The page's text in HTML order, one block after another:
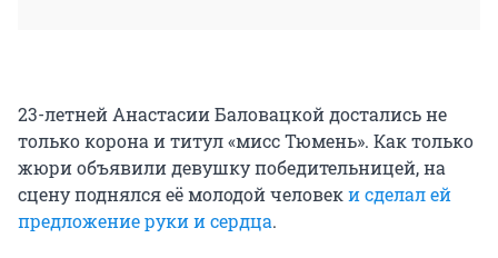
23-летней Анастасии Баловацкой достались не
только корона и титул «мисс Тюмень». Как только
жюри объявили девушку победительницей, на
сцену поднялся её молодой человеки сделал ей
предложение руки и сердца.